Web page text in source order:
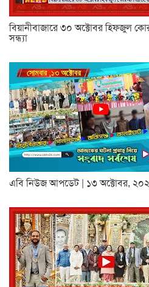
বিয়ানীবাজারে ৩০ অক্টোবর হিফজুল
সন্ধ্যা
এবি নিউজ আপডেট | ১৩ অক্টোবর,